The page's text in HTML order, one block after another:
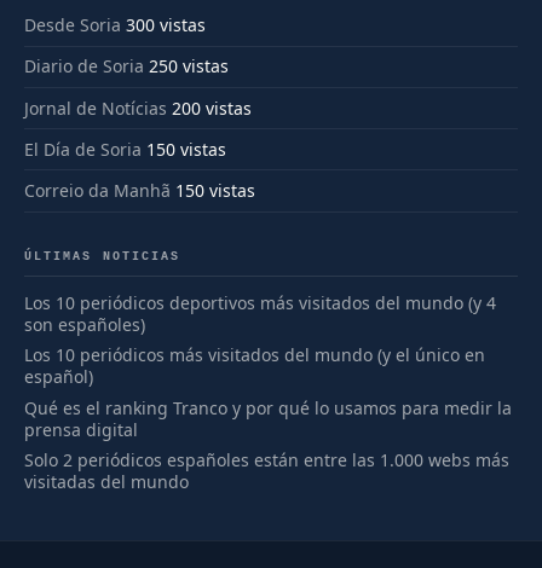
Desde Soria 300 vistas
Diario de Soria 250 vistas
Jornal de Notícias 200 vistas
El Día de Soria 150 vistas
Correio da Manhã 150 vistas
ÚLTIMAS NOTICIAS
Los 10 periódicos deportivos más visitados del mundo (y 4
son españoles)
Los 10 periódicos más visitados del mundo (y el único en
español)
Qué es el ranking Tranco y por qué lo usamos para medir la
prensa digital
Solo 2 periódicos españoles están entre las 1.000 webs más
visitadas del mundo